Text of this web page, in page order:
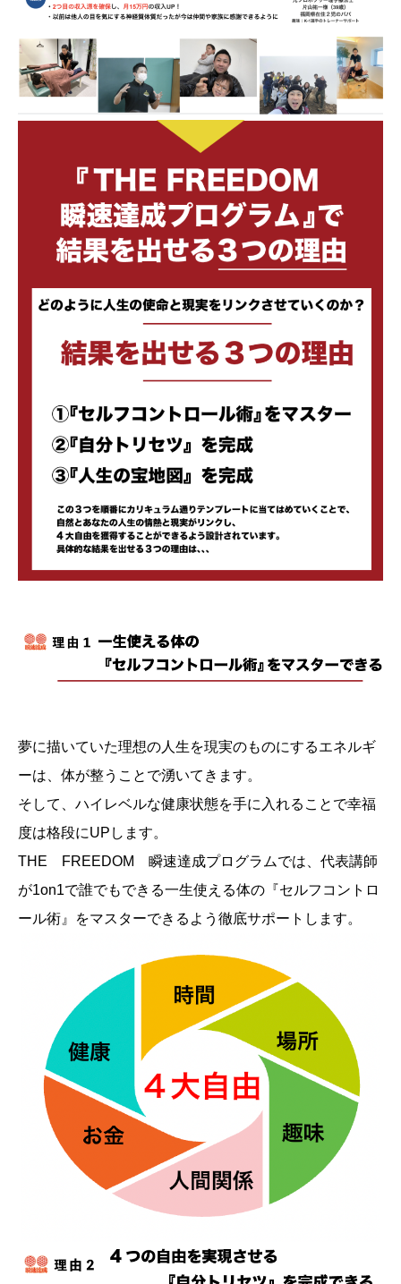
夢に描いていた理想の人生を現実のものにするエネルギ
ーは、体が整うことで湧いてきます。
そして、ハイレベルな健康状態を手に入れることで幸福
度は格段にUPします。
THE FREEDOM 瞬速達成プログラムでは、代表講師
が1on1で誰でもできる一生使える体の『セルフコントロ
ール術』をマスターできるよう徹底サポートします。